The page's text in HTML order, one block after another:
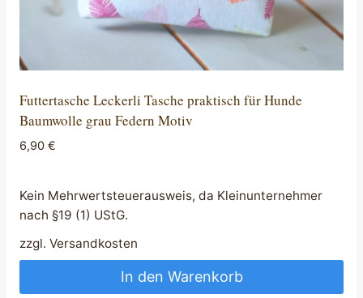
Futtertasche Leckerli Tasche praktisch für Hunde
Baumwolle grau Federn Motiv
6,90 €
Kein Mehrwertsteuerausweis, da Kleinunternehmer
nach §19 (1) UStG.
zzgl. Versandkosten
In den Warenkorb